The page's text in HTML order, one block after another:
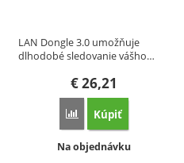
LAN Dongle 3.0 umožňuje
dlhodobé sledovanie vášho…
€26,21
Porovnať
Kúpiť
Dostupnosť:
Na objednávku